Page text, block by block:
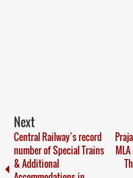
Next
Central Railway’s record
number of Special Trains
& Additional